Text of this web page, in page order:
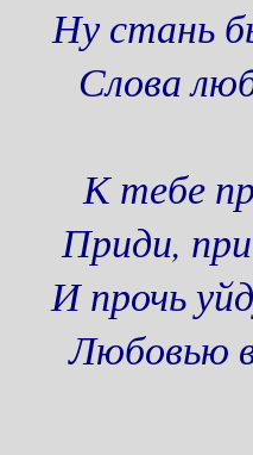
Ну стань
Слова
К тебе
Приди,
И прочь
Любовью